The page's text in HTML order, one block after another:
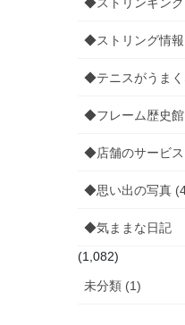
◆ストリング情
◆テニスがうま
◆フレーム歴史
◆店舗のサービ
◆思い出の写真
◆気ままな日記
(1,082)
未分類 (1)